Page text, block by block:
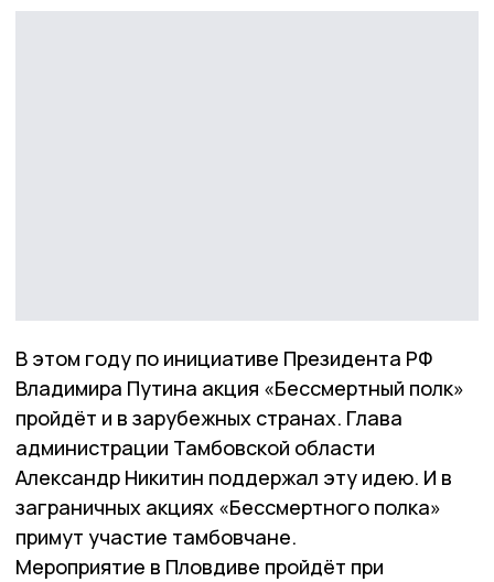
В этом году по инициативе Президента РФ
Владимира Путина акция «Бессмертный полк»
пройдёт и в зарубежных странах. Глава
администрации Тамбовской области
Александр Никитин поддержал эту идею. И в
заграничных акциях «Бессмертного полка»
примут участие тамбовчане.
Мероприятие в Пловдиве пройдёт при